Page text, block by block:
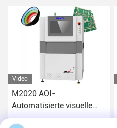
Video
M2020 AOI-
Automatisierte visuelle
Inspektionsgeräte in SMT